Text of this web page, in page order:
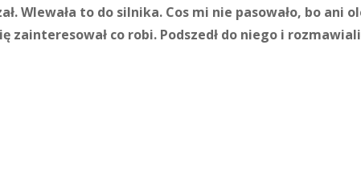
Wlewała to do silnika. Cos mi nie pasowało, bo ani
zainteresował co robi. Podszedł do niego i